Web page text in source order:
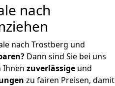
nach
nach Trostberg und
Dann sind Sie bei uns
Ihnen zuverlässige und
zu fairen Preisen, damit